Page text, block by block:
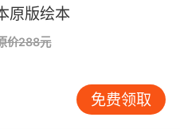
以从简单的英文绘本开始
以阅读一些专业的书籍或
样对自己的英语提升是非常
原版绘本
价288元
免费领取